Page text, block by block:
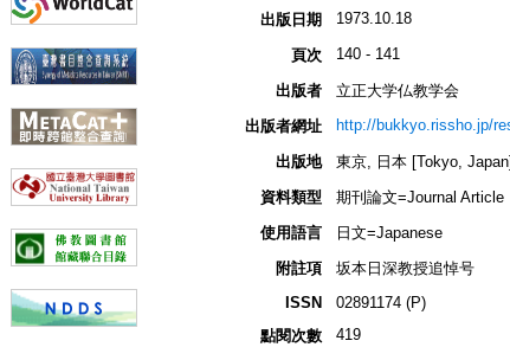
出版日期 1973.10.18
頁次 140 - 141
出版者
立正大学仏教学会
出版者網址
http://bukkyo.rissho.jp/
出版地
東京, 日本 [Tokyo, Japan]
資料類型
期刊論文=Journal Article
使用語言
日文=Japanese
附註項
坂本日深教授追悼号
ISSN
02891174 (P)
點閱次數
419